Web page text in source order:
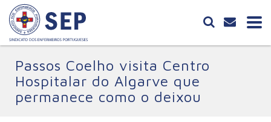
Passos Coelho visita Centro
Hospitalar do Algarve que
permanece como o deixou